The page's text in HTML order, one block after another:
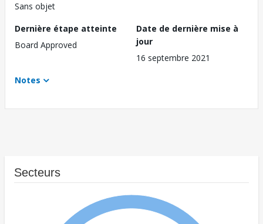
Sans objet
Dernière étape atteinte
Board Approved
Date de dernière mise à
jour
16 septembre 2021
Notes
Secteurs